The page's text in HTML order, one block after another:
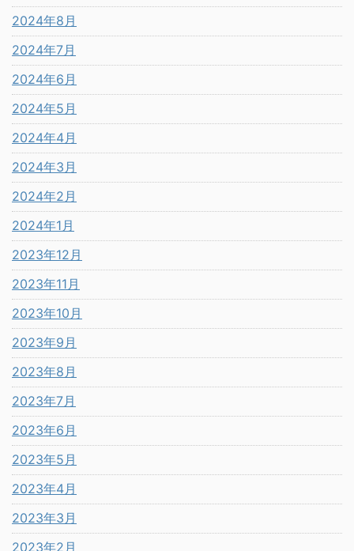
2024年8月
2024年7月
2024年6月
2024年5月
2024年4月
2024年3月
2024年2月
2024年1月
2023年12月
2023年11月
2023年10月
2023年9月
2023年8月
2023年7月
2023年6月
2023年5月
2023年4月
2023年3月
2023年2月